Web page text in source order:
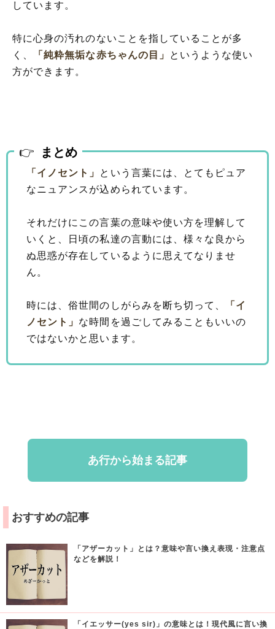
しています。
特に心身の汚れのないことを指していることが多
く、
「純粋無垢な赤ちゃんの目」
というような使い
方ができます。
まとめ
「イノセント」 という言葉には、とてもピュア
なニュアンスが込められています。
それだけにこの言葉の意味や使い方を理解して
いくと、日頃の私達の言動には、様々な良から
ぬ思惑が存在しているように思えてなりませ
ん。
時には、俗世間のしがらみを断ち切って、
「イ
ノセント」 な時間を過ごしてみることもいいの
ではないかと思います。
あ行から始まる記事
おすすめの記事
「アザーカット」とは？意味や言い換え表現・注意点
などを解説！
「イエッサー(yes sir)」の意味とは！現代風に言い換